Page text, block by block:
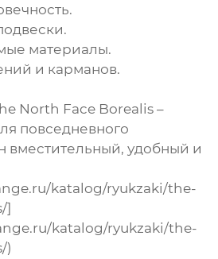
материалы.
и карманов.
North Face Borealis –
повседневного
вместительный, удобный и
katalog/ryukzaki/the-
]
katalog/ryukzaki/the-
)